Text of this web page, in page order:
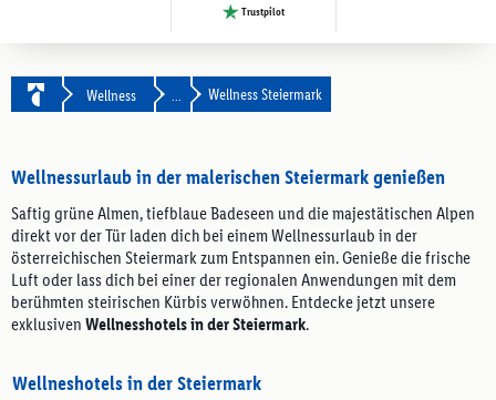
Trustpilot
Wellness Wellness Steiermark
Wellnessurlaub in der malerischen Steiermark genießen
Saftig grüne Almen, tiefblaue Badeseen und die majestätischen Alpen
direkt vor der Tür laden dich bei einem Wellnessurlaub in der
österreichischen Steiermark zum Entspannen ein. Genieße die frische
Luft oder lass dich bei einer der regionalen Anwendungen mit dem
berühmten steirischen Kürbis verwöhnen. Entdecke jetzt unsere
exklusiven Wellnesshotels in der Steiermark.
Wellneshotels in der Steiermark